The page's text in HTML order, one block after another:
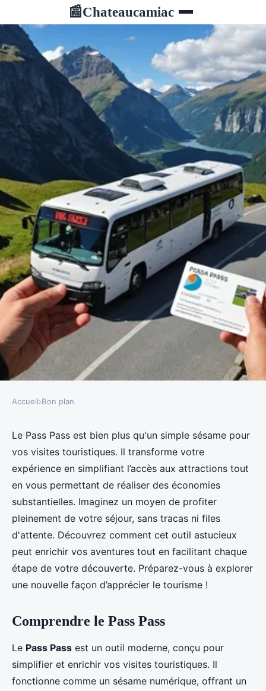
📰Chateaucamiac
BON PLAN
Découvrez comment le pass pass
simplifie vos visites touristiques
Aaron•16 octobre 2024•3 min de lecture
Accueil›Bon plan
Le Pass Pass est bien plus qu'un simple sésame pour
vos visites touristiques. Il transforme votre
expérience en simplifiant l’accès aux attractions tout
en vous permettant de réaliser des économies
substantielles. Imaginez un moyen de profiter
pleinement de votre séjour, sans tracas ni files
d'attente. Découvrez comment cet outil astucieux
peut enrichir vos aventures tout en facilitant chaque
étape de votre découverte. Préparez-vous à explorer
une nouvelle façon d’apprécier le tourisme !
Comprendre le Pass Pass
Le Pass Pass est un outil moderne, conçu pour
simplifier et enrichir vos visites touristiques. Il
fonctionne comme un sésame numérique, offrant un